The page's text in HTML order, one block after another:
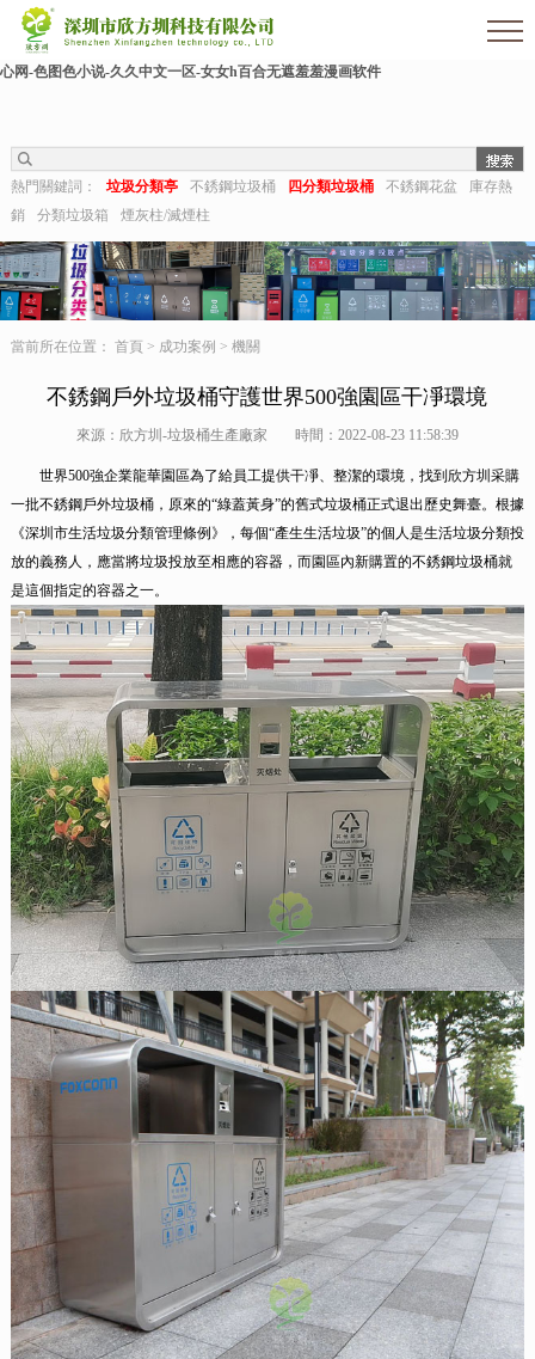
欧美伊人-麻豆精品一区二区三区-欧美日b视频-阿v天堂网-中文字幕第六页-狠狠干干-
国产h在线观看-国产嫩草视频-日日夜夜拍-亚洲第一视频网-毛片在线网站-五月婷婷开
心网-色图色小说-久久中文一区-女女h百合无遮羞羞漫画软件
熱門關鍵詞： 垃圾分類亭 不銹鋼垃圾桶 四分類垃圾桶 不銹鋼花盆
庫存熱
銷
分類垃圾箱 煙灰柱/滅煙柱
當前所在位置： 首頁> 成功案例 > 機關
不銹鋼戶外垃圾桶守護世界500強園區干凈環境
來源：欣方圳-垃圾桶生產廠家 時間：2022-08-23 11:58:39
世界500強企業龍華園區為了給員工提供干凈、整潔的環境，找到欣方圳采購
一批不銹鋼戶外垃圾桶，原來的“綠蓋黃身”的舊式垃圾桶正式退出歷史舞臺。根據
《深圳市生活垃圾分類管理條例》，每個“產生生活垃圾”的個人是生活垃圾分類投
放的義務人，應當將垃圾投放至相應的容器，而園區內新購置的不銹鋼垃圾桶就
是這個指定的容器之一。